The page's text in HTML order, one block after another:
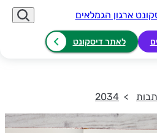
לאתר דיסקונט
2034